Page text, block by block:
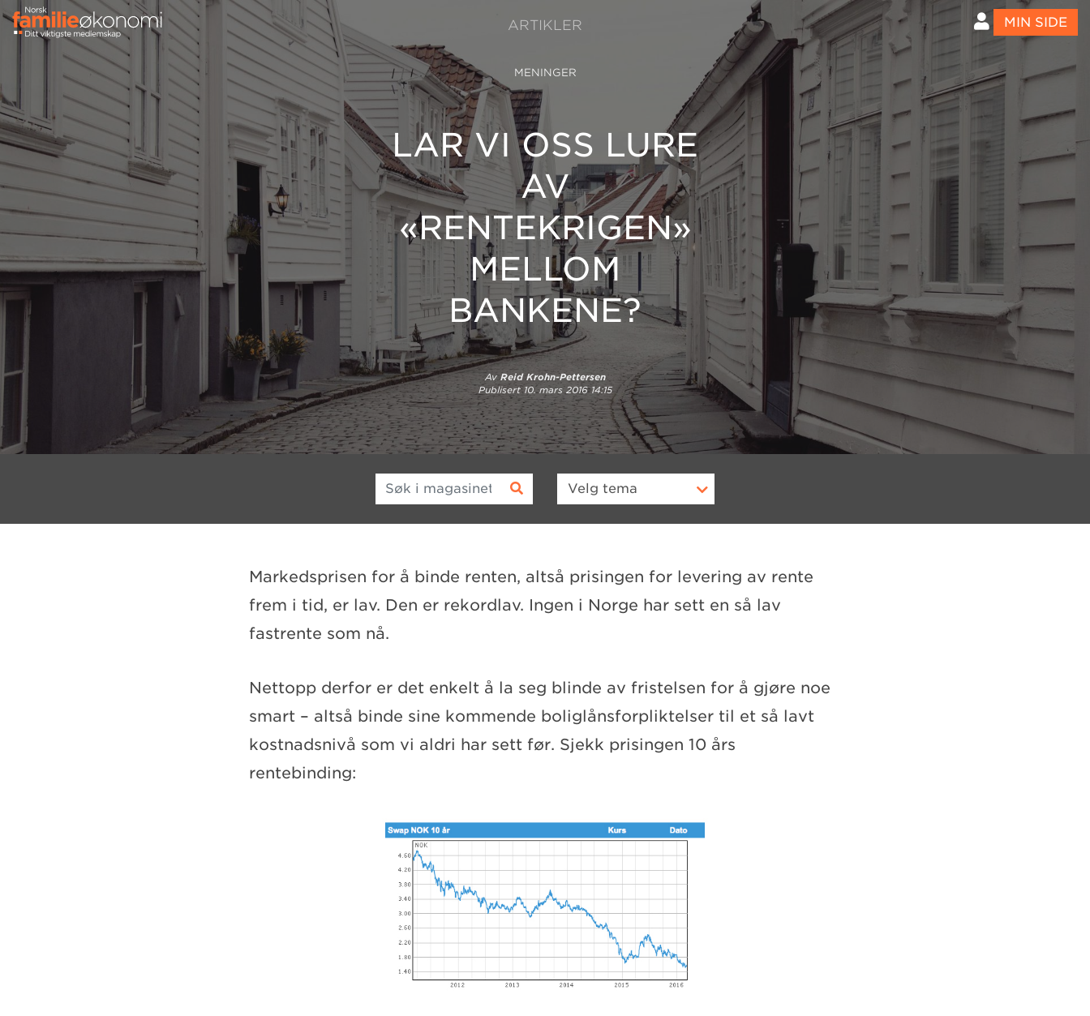
ARTIKLER MIN SIDE
MENINGER
LAR VI OSS LURE
AV
«RENTEKRIGEN»
MELLOM
BANKENE?
Av Reid Krohn-Pettersen
Publisert10. mars 2016 14:15
Søk i magasinet Velg tema
Markedsprisen for å binde renten, altså prisingen for levering av rente
frem i tid, er lav. Den er rekordlav. Ingen i Norge har sett en så lav
fastrente som nå.
Nettopp derfor er det enkelt å la seg blinde av fristelsen for å gjøre noe
smart – altså binde sine kommende boliglånsforpliktelser til et så lavt
kostnadsnivå som vi aldri har sett før. Sjekk prisingen 10 års
rentebinding: